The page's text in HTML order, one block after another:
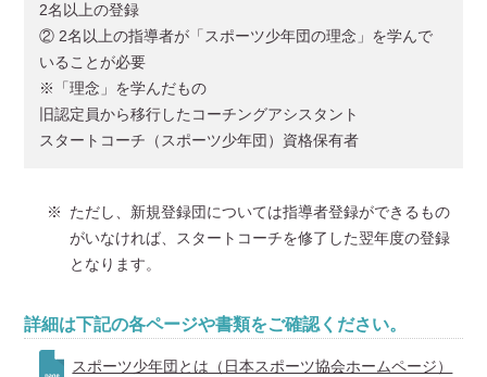
2名以上の登録
② 2名以上の指導者が「スポーツ少年団の理念」を学んで
いることが必要
※「理念」を学んだもの
旧認定員から移行したコーチングアシスタント
スタートコーチ（スポーツ少年団）資格保有者
ただし、新規登録団については指導者登録ができるもの
がいなければ、スタートコーチを修了した翌年度の登録
となります。
詳細は下記の各ページや書類をご確認ください。
スポーツ少年団とは（日本スポーツ協会ホームページ）